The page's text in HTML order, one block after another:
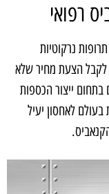
רפואי
נרקוטיות
לקבל הצעת מחיר שלא
ייצור הכספות
בעולם לאחסון יעיל